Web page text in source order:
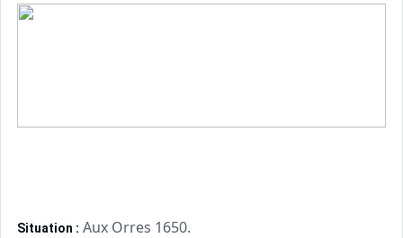
Situation : Aux Orres 1650.